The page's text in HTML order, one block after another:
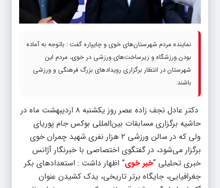
نماینده مردم شهرستان‌های خوی و چایپاره گفت : باتوجه به آماده
بودن ورزشگاه و زیرساخت‌های ورزشی در خوی، مردم این
شهرستان در انتظار برگزاری رویدادهای بزرگ فرهنگی و ورزشی
باشند.
دکتر عادل نجف زاده عصر روز یکشنبه ۸ اردیبهشت ماه در
حاشیه برگزاری مسابقات بین‌المللی بوکس جام پوریای
ولی که در سالن ورزشی ۲ هزار نفری شهید چمران خوی
برگزار می‌شود، در گفتگوی اختصاصی با خبرنگار آژانس
خبری تحلیلی “خبر خوی” اظهار داشت : استعدادهای بکر
جغرافیایی، جایگاه برتر تاریخی، یدک کشیدن عنوان